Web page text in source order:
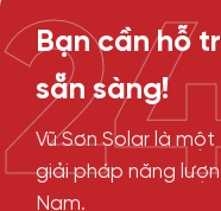
Bạn cần hỗ
sẵn sàng!
Vũ Sơn Solar là
giải pháp năng
Nam.